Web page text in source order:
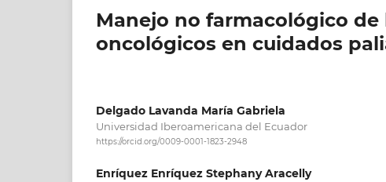
Manejo no farmacológico
oncológicos en cuidados
Delgado Lavanda María Gabriela
Universidad Iberoamericana del Ecuador
https://orcid.org/0009-0001-1823-2948
Enríquez Enríquez Stephany Aracelly